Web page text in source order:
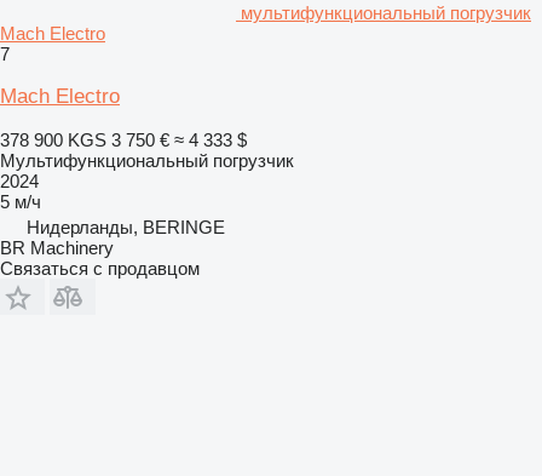
мультифункциональный погрузчик
Mach Electro
7
Mach Electro
378 900 KGS 3 750 € ≈ 4 333 $
Мультифункциональный погрузчик
2024
5 м/ч
Нидерланды, BERINGE
BR Machinery
Связаться с продавцом